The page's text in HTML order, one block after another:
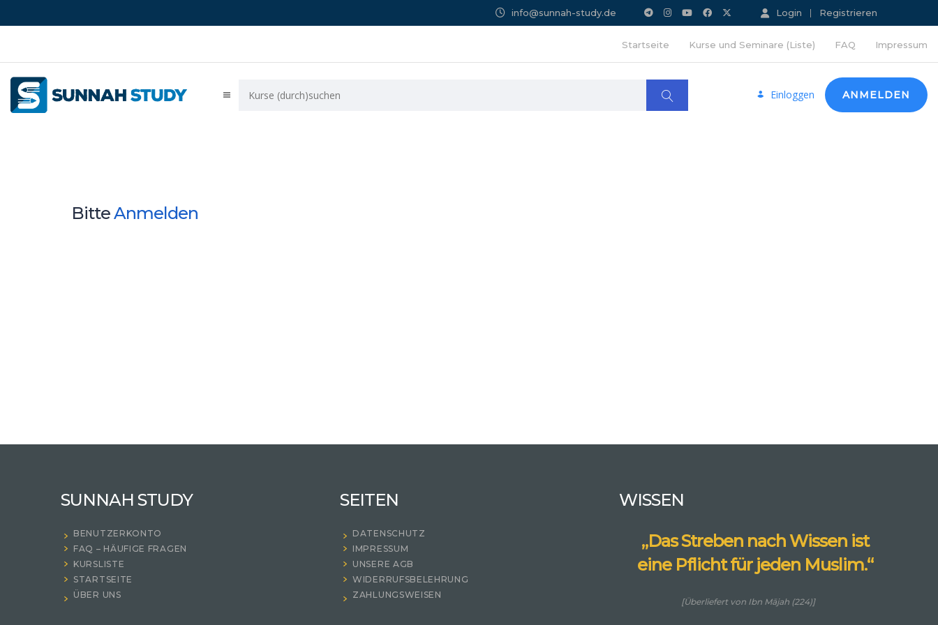
Login Registrieren
info@sunnah-study.de
Startseite Kurse und Seminare (Liste) FAQ Impressum
Einloggen ANMELDEN
BitteAnmelden
SUNNAH STUDY
BENUTZERKONTO
FAQ – HÄUFIGE FRAGEN
KURSLISTE
STARTSEITE
ÜBER UNS
SEITEN
DATENSCHUTZ
IMPRESSUM
UNSERE AGB
WIDERRUFSBELEHRUNG
ZAHLUNGSWEISEN
WISSEN
„Das Streben nach Wissen ist
eine Pflicht für jeden Muslim.“
[Überliefert von Ibn Mājah (224)]